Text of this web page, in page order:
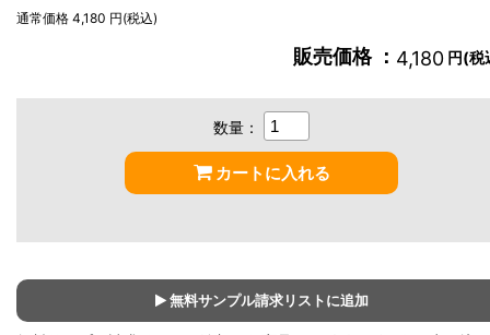
通常価格 4,180 円(税込)
販売価格 ： 4,180 円(税
数量：
カートに入れる
無料サンプル請求リストに追加